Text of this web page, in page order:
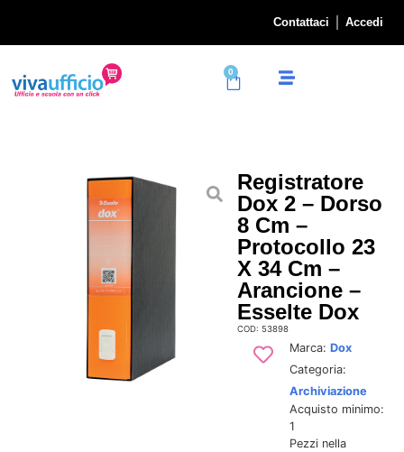
Contattaci Accedi
0
Registratore
Dox 2 – Dorso
8 Cm –
Protocollo 23
X 34 Cm –
Arancione –
Esselte Dox
COD: 53898
Marca: Dox
Categoria:
Archiviazione
Acquisto minimo:
1
Pezzi nella